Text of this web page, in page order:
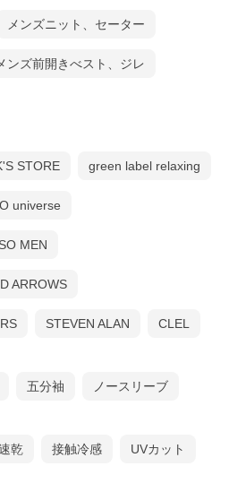
メンズニット、セーター
ンズ前開きべスト、ジレ
STORE green label relaxing
universe
MEN
ARROWS
STEVEN ALAN CLEL
五分袖 ノースリーブ
乾 接触冷感 UVカット